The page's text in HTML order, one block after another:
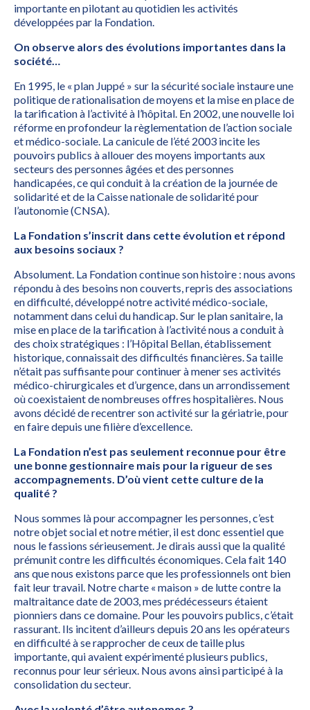
importante en pilotant au quotidien les activités
développées par la Fondation.
On observe alors des évolutions importantes dans la
société…
En 1995, le « plan Juppé » sur la sécurité sociale instaure une
politique de rationalisation de moyens et la mise en place de
la tarification à l’activité à l’hôpital. En 2002, une nouvelle loi
réforme en profondeur la règlementation de l’action sociale
et médico-sociale. La canicule de l’été 2003 incite les
pouvoirs publics à allouer des moyens importants aux
secteurs des personnes âgées et des personnes
handicapées, ce qui conduit à la création de la journée de
solidarité et de la Caisse nationale de solidarité pour
l’autonomie (CNSA).
La Fondation s’inscrit dans cette évolution et répond
aux besoins sociaux ?
Absolument. La Fondation continue son histoire : nous avons
répondu à des besoins non couverts, repris des associations
en difficulté, développé notre activité médico-sociale,
notamment dans celui du handicap. Sur le plan sanitaire, la
mise en place de la tarification à l’activité nous a conduit à
des choix stratégiques : l’Hôpital Bellan, établissement
historique, connaissait des difficultés financières. Sa taille
n’était pas suffisante pour continuer à mener ses activités
médico-chirurgicales et d’urgence, dans un arrondissement
où coexistaient de nombreuses offres hospitalières. Nous
avons décidé de recentrer son activité sur la gériatrie, pour
en faire depuis une filière d’excellence.
La Fondation n’est pas seulement reconnue pour être
une bonne gestionnaire mais pour la rigueur de ses
accompagnements. D’où vient cette culture de la
qualité ?
Nous sommes là pour accompagner les personnes, c’est
notre objet social et notre métier, il est donc essentiel que
nous le fassions sérieusement. Je dirais aussi que la qualité
prémunit contre les difficultés économiques. Cela fait 140
ans que nous existons parce que les professionnels ont bien
fait leur travail. Notre charte « maison » de lutte contre la
maltraitance date de 2003, mes prédécesseurs étaient
pionniers dans ce domaine. Pour les pouvoirs publics, c’était
rassurant. Ils incitent d’ailleurs depuis 20 ans les opérateurs
en difficulté à se rapprocher de ceux de taille plus
importante, qui avaient expérimenté plusieurs publics,
reconnus pour leur sérieux. Nous avons ainsi participé à la
consolidation du secteur.